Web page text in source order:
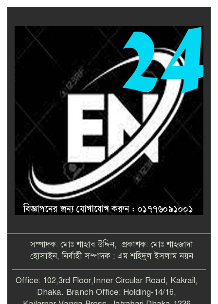
সম্পাদক: মোঃ শাহাব উদ্দিন, প্রকাশক: মোঃ শাহজাদা
হোসাইন, নির্বাহী সম্পাদক : এম শহিদুল ইসলাম নয়ন
Office: 102,3rd Floor,Inner Circular Road, Kakrail,
Dhaka. Branch Office: Holding-14/16,